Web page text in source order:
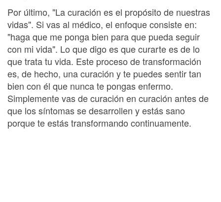
Por último, "La curación es el propósito de nuestras
vidas". Si vas al médico, el enfoque consiste en:
"haga que me ponga bien para que pueda seguir
con mi vida". Lo que digo es que curarte es de lo
que trata tu vida. Este proceso de transformación
es, de hecho, una curación y te puedes sentir tan
bien con él que nunca te pongas enfermo.
Simplemente vas de curación en curación antes de
que los síntomas se desarrollen y estás sano
porque te estás transformando continuamente.